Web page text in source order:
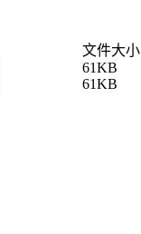
文件大小
61KB
61KB